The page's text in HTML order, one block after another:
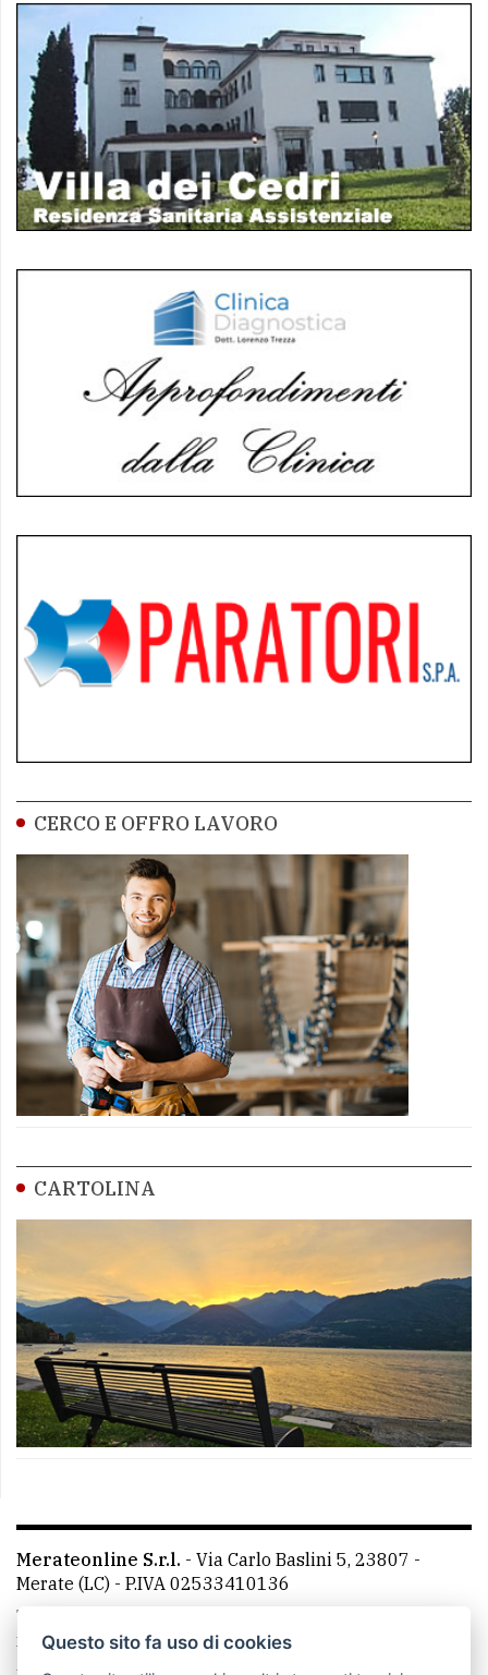
CERCO E OFFRO LAVORO
CARTOLINA
Merateonline S.r.l. - Via Carlo Baslini 5, 23807 -
Merate (LC) - P.IVA 02533410136
Telefono:
mail: redazione@leccoonline.com
Questo sito fa uso di cookies